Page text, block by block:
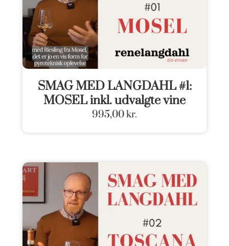
SMAG MED LANGDAHL #1:
MOSEL inkl. udvalgte vine
995,00kr.